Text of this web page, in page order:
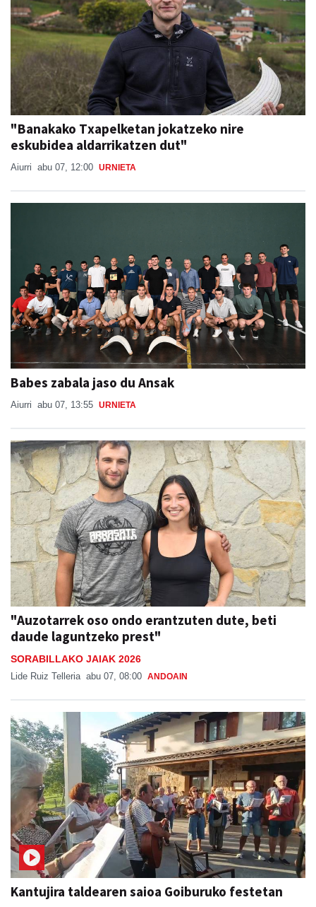
"Banakako Txapelketan jokatzeko nire
eskubidea aldarrikatzen dut"
Aiurri abu 07, 12:00 URNIETA
Babes zabala jaso du Ansak
Aiurri abu 07, 13:55 URNIETA
"Auzotarrek oso ondo erantzuten dute, beti
daude laguntzeko prest"
SORABILLAKO JAIAK 2026
Lide Ruiz Telleria abu 07, 08:00 ANDOAIN
Kantujira taldearen saioa Goiburuko festetan